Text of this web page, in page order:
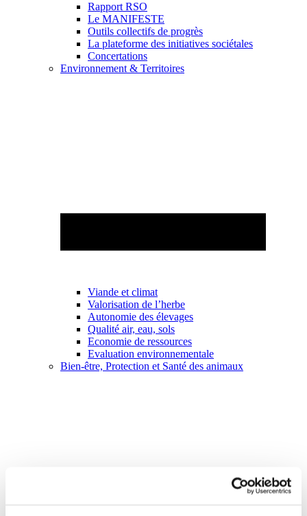
Rapport RSO
Le MANIFESTE
Outils collectifs de progrès
La plateforme des initiatives sociétales
Concertations
Environnement & Territoires
Viande et climat
Valorisation de l’herbe
Autonomie des élevages
Qualité air, eau, sols
Economie de ressources
Evaluation environnementale
Bien-être, Protection et Santé des animaux